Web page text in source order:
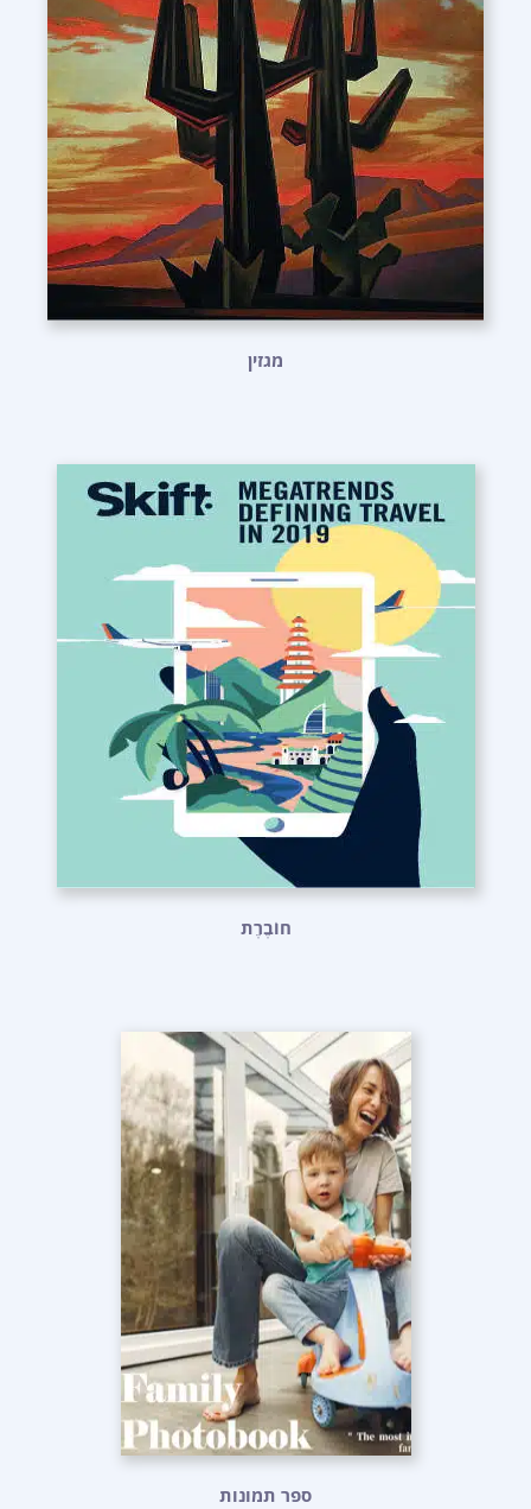
מגזין
חוֹבֶרֶת
ספר תמונות